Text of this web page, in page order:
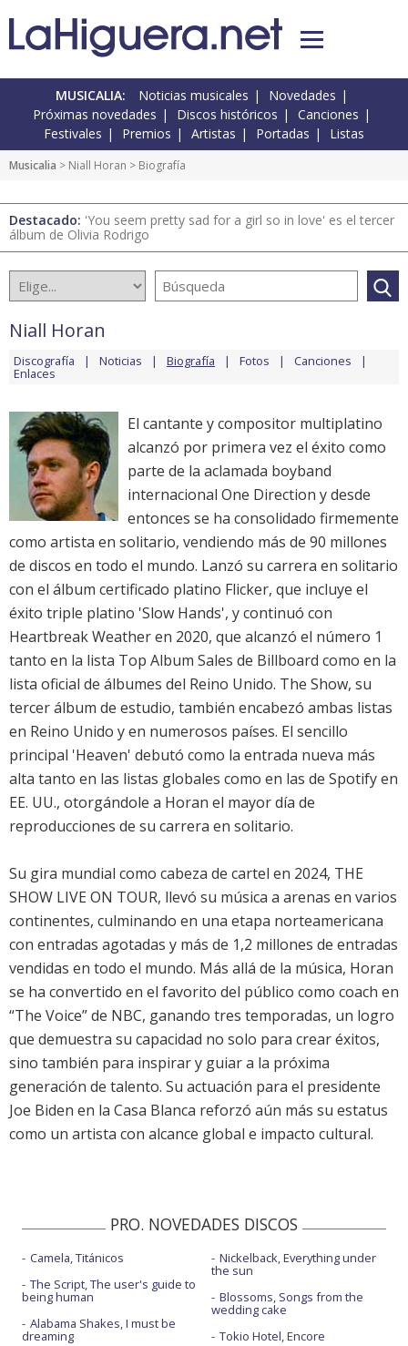
MUSICALIA: Noticias musicales
Novedades
Próximas novedades
Discos históricos
Canciones
Festivales
Premios Artistas Portadas Listas
Musicalia > Niall Horan > Biografía
Destacado: 'You seem pretty sad for a girl so in love' es el tercer
álbum de Olivia Rodrigo
Niall Horan
Discografía Noticias Biografía Fotos Canciones
Enlaces
El cantante y compositor multiplatino
alcanzó por primera vez el éxito como
parte de la aclamada boyband
internacional One Direction y desde
entonces se ha consolidado firmemente
como artista en solitario, vendiendo más de 90 millones
de discos en todo el mundo. Lanzó su carrera en solitario
con el álbum certificado platino Flicker, que incluye el
éxito triple platino 'Slow Hands', y continuó con
Heartbreak Weather en 2020, que alcanzó el número 1
tanto en la lista Top Album Sales de Billboard como en la
lista oficial de álbumes del Reino Unido. The Show, su
tercer álbum de estudio, también encabezó ambas listas
en Reino Unido y en numerosos países. El sencillo
principal 'Heaven' debutó como la entrada nueva más
alta tanto en las listas globales como en las de Spotify en
EE. UU., otorgándole a Horan el mayor día de
reproducciones de su carrera en solitario.
Su gira mundial como cabeza de cartel en 2024, THE
SHOW LIVE ON TOUR, llevó su música a arenas en varios
continentes, culminando en una etapa norteamericana
con entradas agotadas y más de 1,2 millones de entradas
vendidas en todo el mundo. Más allá de la música, Horan
se ha convertido en el favorito del público como coach en
“The Voice” de NBC, ganando tres temporadas, un logro
que demuestra su capacidad no solo para crear éxitos,
sino también para inspirar y guiar a la próxima
generación de talento. Su actuación para el presidente
Joe Biden en la Casa Blanca reforzó aún más su estatus
como un artista con alcance global e impacto cultural.
PRO. NOVEDADES DISCOS
Camela, Titánicos
The Script, The user's guide to
being human
Alabama Shakes, I must be
dreaming
Nickelback, Everything under
the sun
Blossoms, Songs from the
wedding cake
Tokio Hotel, Encore